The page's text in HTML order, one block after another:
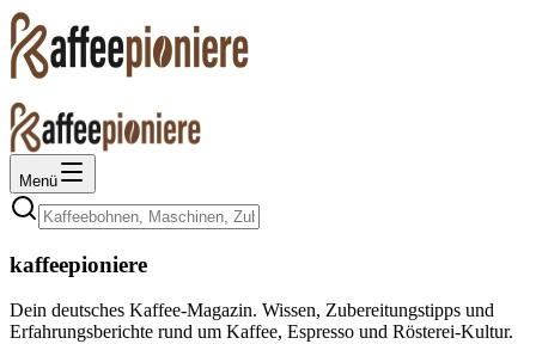
Menü
kaffeepioniere
Dein deutsches Kaffee-Magazin. Wissen, Zubereitungstipps und
Erfahrungsberichte rund um Kaffee, Espresso und Rösterei-Kultur.